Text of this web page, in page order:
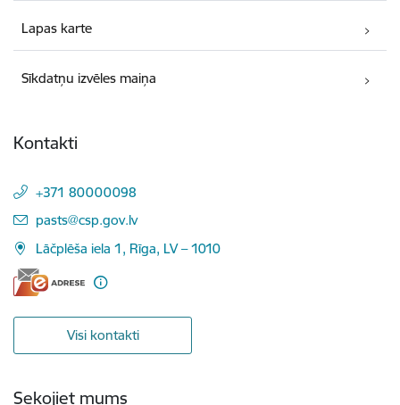
Lapas karte
Sīkdatņu izvēles maiņa
Kontakti
+371 80000098
E-pasts:
pasts@csp.gov.lv
Lāčplēša iela 1, Rīga, LV – 1010
Visi kontakti
Sekojiet mums